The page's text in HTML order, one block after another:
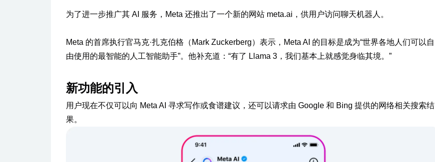
为了进一步推广其 AI 服务，Meta 还推出了一个新的网站 meta.ai，供用户访问聊天机器人。
Meta 的首席执行官马克·扎克伯格（Mark Zuckerberg）表示，Meta AI 的目标是成为“世界各地人们可以自
由使用的最智能的人工智能助手”。他补充道：“有了 Llama 3，我们基本上就感觉身临其境。”
新功能的引入
用户现在不仅可以向 Meta AI 寻求写作或食谱建议，还可以请求由 Google 和 Bing 提供的网络相关搜索结
果。